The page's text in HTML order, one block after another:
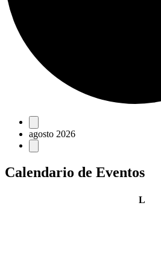
Eventos
agosto 2026
Calendario de Eventos
Llunes